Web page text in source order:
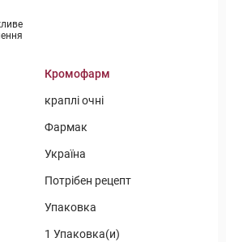
Кромофарм
краплі очні
Фармак
Україна
Потрібен рецепт
Упаковка
1 Упаковка(и)